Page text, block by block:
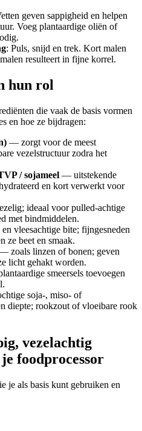
geven sappigheid en helpen
Voeg plantaardige oliën of
: Puls, snijd en trek. Kort malen
resulteert in fijne korrel.
hun rol
die vaak de basis vormen
en hoe ze bijdragen:
— zorgt voor de meest
vezelstructuur zodra het
/ sojameel — uitstekende
en kort verwerkt voor
ideaal voor pulled-achtige
met bindmiddelen.
vleesachtige bite; fijngesneden
ze beet en smaak.
zoals linzen of bonen; geven
licht gehakt worden.
smeersels toevoegen
soja-, miso- of
diepte; rookzout of vloeibare rook
vezelachtig
foodprocessor
je als basis kunt gebruiken en